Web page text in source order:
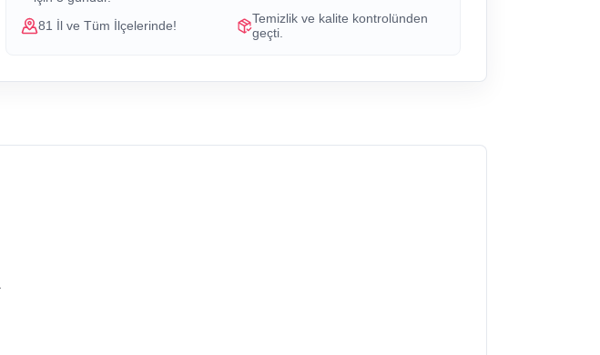
81 İl ve Tüm İlçelerinde!
Temizlik ve kalite kontrolünden
geçti.